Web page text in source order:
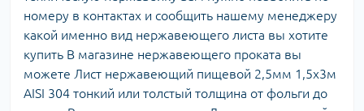
номеру в контактах и сообщить нашему менеджеру
какой именно вид нержавеющего листа вы хотите
купить В магазине нержавеющего проката вы
можете Лист нержавеющий пищевой 2,5мм 1,5х3м
AISI 304 тонкий или толстый толщина от фольги до